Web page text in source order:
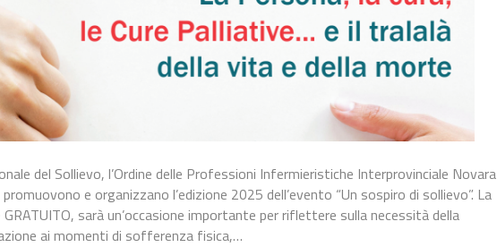
del Sollievo, l’Ordine delle Professioni Infermieristiche Interprovinciale Novara
promuovono e organizzano l’edizione 2025 dell’evento “Un sospiro di sollievo”. La
GRATUITO, sarà un’occasione importante per riflettere sulla necessità della
ai momenti di sofferenza fisica,…